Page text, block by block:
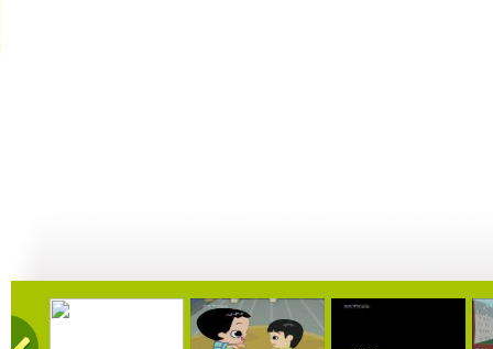
17:14 21:33 21:08